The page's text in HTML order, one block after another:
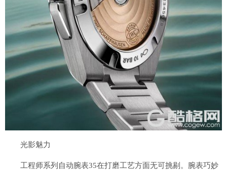
光影魅力
工程师系列自动腕表35在打磨工艺方面无可挑剔。腕表巧妙